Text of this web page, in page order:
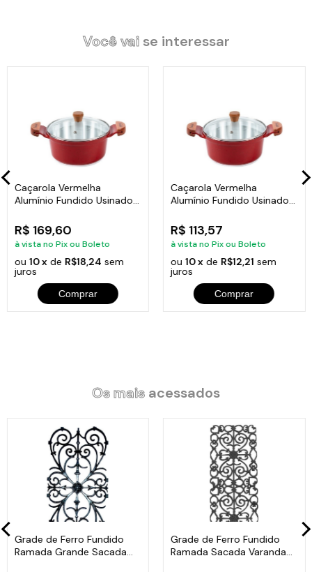
Revestimento Externo: Alumínio Fundido Vermelha.
Itens Inclusos:
01 Caçarola Vermelha Alumínio Fundido Usinado Javali AM 28cm.
01 Tampa de Vidro Temperado Avulsa 28cm.
Código:261-JAV
Você vaise interessar
Caçarola Vermelha
Alumínio Fundido Usinado
R$ 169,60
à vista no Pix ou Boleto
ou 10 xde R$18,24 sem
juros
Comprar
Caçarola Vermelha
Alumínio Fundido Usinado
R$ 113,57
à vista no Pix ou Boleto
ou 10 xde R$12,21 sem
juros
Comprar
Os mais acessados
Grade de Ferro Fundido
Ramada Grande Sacada
Grade de Ferro Fundido
Ramada Sacada Varanda